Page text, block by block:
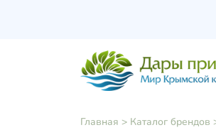
Главная > Каталог брендов